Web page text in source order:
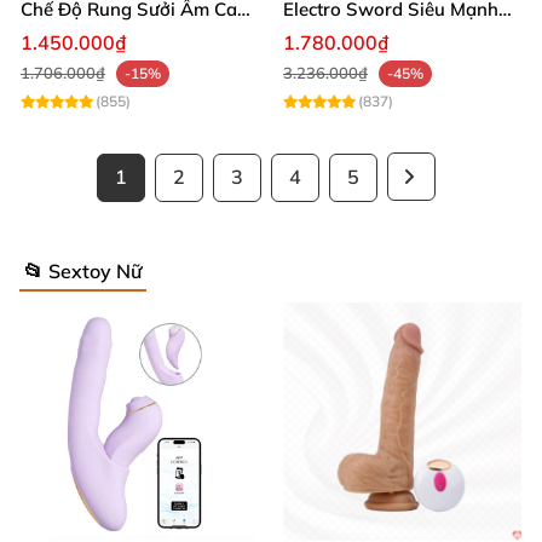
Chế Độ Rung Sưởi Ấm Cao
Cấp
1.450.000₫
1.706.000₫
-15%
(855)
Electro Sword Siêu Mạnh
Giúp Thư Giãn
1.780.000₫
3.236.000₫
-45%
(837)
1 2 3 4 5
📂 Sextoy Nữ